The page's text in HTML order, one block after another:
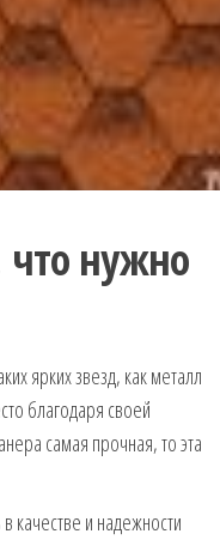
что нужно
ярких звезд, как металл
благодаря своей
самая прочная, то эта
качестве и надежности